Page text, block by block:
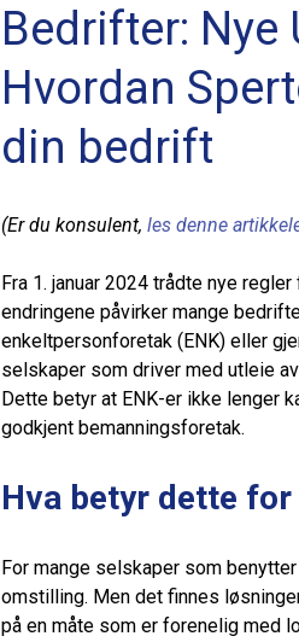
Bedrifter: Nye
Hvordan
din bedrift
(Er du konsulent, les denne
Fra 1. januar 2024 trådte nye
endringene påvirker mange
enkeltpersonforetak (ENK) eller
selskaper som driver med utleie
Dette betyr at ENK-er ikke lenger
godkjent bemanningsforetak​.
Hva betyr dette
For mange selskaper som
omstilling. Men det finnes
på en måte som er forenelig med